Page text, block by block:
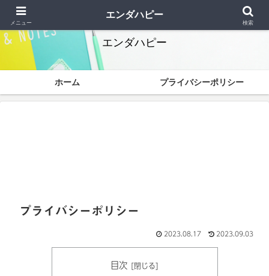
終わりよければすべて幸 なかなか解決できません
エンダハピー
ホーム プライバシーポリシー
プライバシーポリシー
2023.08.17 2023.09.03
目次
メニュー
エンダハピー
検索